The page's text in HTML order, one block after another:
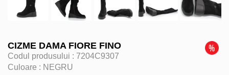
CIZME DAMA FIORE FINO
Codul produsului : 7204C9307
Culoare : NEGRU